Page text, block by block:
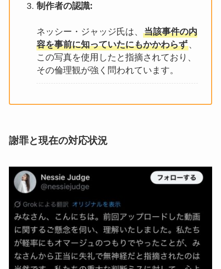
制作者の認識:
ネッシー・ジャッジ氏は、 当該事件の内
容を事前に知っていたにもかかわらず、
この写真を使用したと指摘されており、
その倫理観が強く問われています。
謝罪と現在の対応状況